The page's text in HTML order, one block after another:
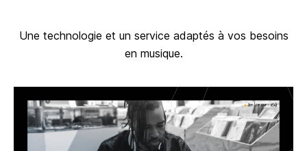
Une technologie et un service adaptés à vos besoins
en musique.